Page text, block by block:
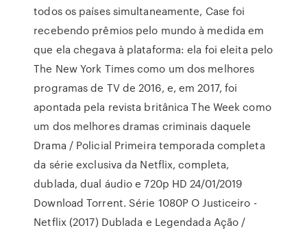
todos os países simultaneamente, Case foi
recebendo prêmios pelo mundo à medida em
que ela chegava à plataforma: ela foi eleita pelo
The New York Times como um dos melhores
programas de TV de 2016, e, em 2017, foi
apontada pela revista britânica The Week como
um dos melhores dramas criminais daquele
Drama / Policial Primeira temporada completa
da série exclusiva da Netflix, completa,
dublada, dual áudio e 720p HD 24/01/2019
Download Torrent. Série 1080P O Justiceiro -
Netflix (2017) Dublada e Legendada Ação /